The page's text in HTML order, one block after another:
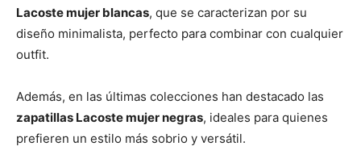
Lacoste mujer blancas, que se caracterizan por su
diseño minimalista, perfecto para combinar con cualquier
outfit.
Además, en las últimas colecciones han destacado las
zapatillas Lacoste mujer negras, ideales para quienes
prefieren un estilo más sobrio y versátil.